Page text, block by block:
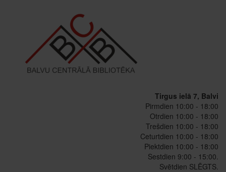
Tirgus ielā 7, Balvi
Pirmdien 10:00 - 18:00
Otrdien 10:00 - 18:00
Trešdien 10:00 - 18:00
Ceturtdien 10:00 - 18:00
Piektdien 10:00 - 18:00
Sestdien 9:00 - 15:00.
Svētdien SLĒGTS.